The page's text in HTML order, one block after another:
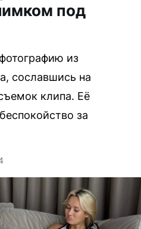
под
из
сославшись на
клипа. Её
за